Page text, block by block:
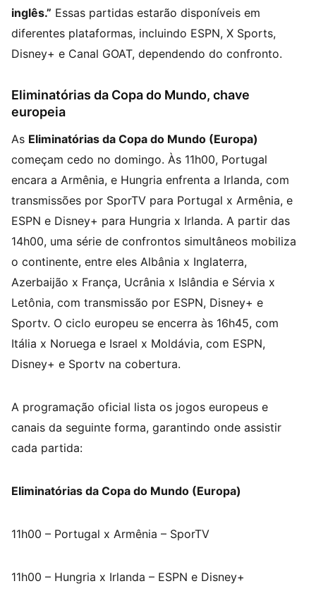
inglês.” Essas partidas estarão disponíveis em
diferentes plataformas, incluindo ESPN, X Sports,
Disney+ e Canal GOAT, dependendo do confronto.
Eliminatórias da Copa do Mundo, chave
europeia
As Eliminatórias da Copa do Mundo (Europa)
começam cedo no domingo. Às 11h00, Portugal
encara a Armênia, e Hungria enfrenta a Irlanda, com
transmissões por SporTV para Portugal x Armênia, e
ESPN e Disney+ para Hungria x Irlanda. A partir das
14h00, uma série de confrontos simultâneos mobiliza
o continente, entre eles Albânia x Inglaterra,
Azerbaijão x França, Ucrânia x Islândia e Sérvia x
Letônia, com transmissão por ESPN, Disney+ e
Sportv. O ciclo europeu se encerra às 16h45, com
Itália x Noruega e Israel x Moldávia, com ESPN,
Disney+ e Sportv na cobertura.
A programação oficial lista os jogos europeus e
canais da seguinte forma, garantindo onde assistir
cada partida:
Eliminatórias da Copa do Mundo (Europa)
11h00 – Portugal x Armênia – SporTV
11h00 – Hungria x Irlanda – ESPN e Disney+